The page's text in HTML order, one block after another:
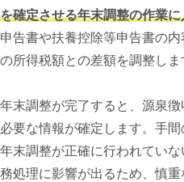
を確定させる年末調整の作業
申告書や扶養控除等申告書の
の所得税額との差額を調整しま
年末調整が完了すると、源泉
必要な情報が確定します。手
年末調整が正確に行われてい
務処理に影響が出るため、慎重